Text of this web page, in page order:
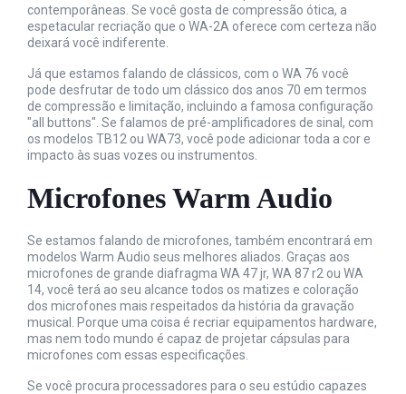
contemporâneas. Se você gosta de compressão ótica, a
espetacular recriação que o WA-2A oferece com certeza não
deixará você indiferente.
Já que estamos falando de clássicos, com o WA 76 você
pode desfrutar de todo um clássico dos anos 70 em termos
de compressão e limitação, incluindo a famosa configuração
"all buttons". Se falamos de pré-amplificadores de sinal, com
os modelos TB12 ou WA73, você pode adicionar toda a cor e
impacto às suas vozes ou instrumentos.
Microfones Warm Audio
Se estamos falando de microfones, também encontrará em
modelos Warm Audio seus melhores aliados. Graças aos
microfones de grande diafragma WA 47 jr, WA 87 r2 ou WA
14, você terá ao seu alcance todos os matizes e coloração
dos microfones mais respeitados da história da gravação
musical. Porque uma coisa é recriar equipamentos hardware,
mas nem todo mundo é capaz de projetar cápsulas para
microfones com essas especificações.
Se você procura processadores para o seu estúdio capazes